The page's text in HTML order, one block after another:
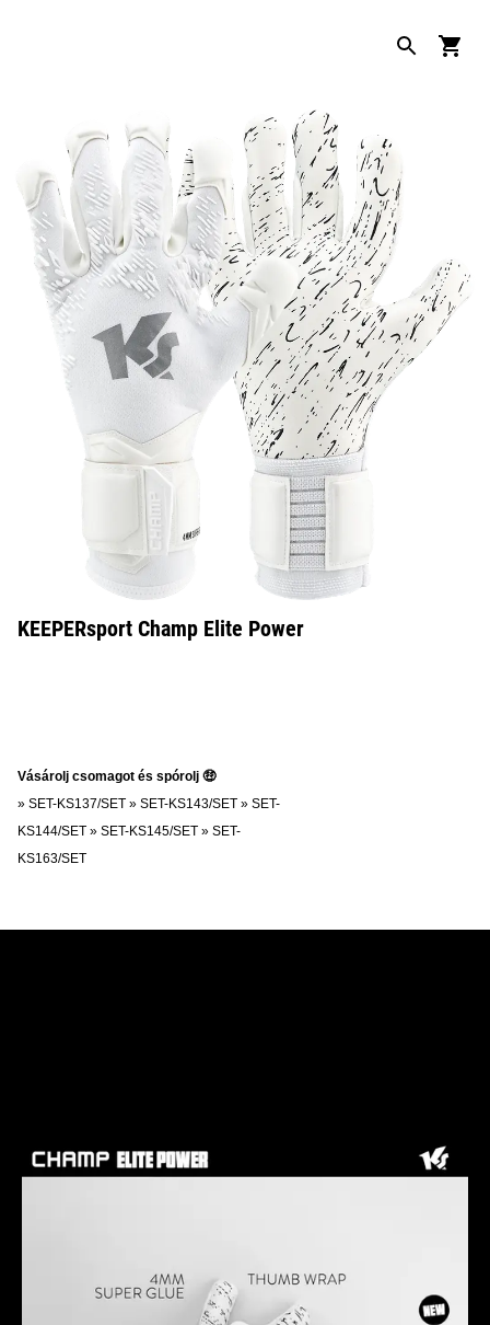
KEEPERsport Champ Elite Power
Vásárolj csomagot és spórolj 🤑
» SET-KS137/SET » SET-KS143/SET » SET-
KS144/SET » SET-KS145/SET » SET-
KS163/SET